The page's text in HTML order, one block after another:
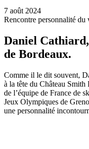
7 août 2024
Rencontre personnalité du
Daniel
de Bordeaux.
Comme il le dit souvent,
à la tête du Château
de l’équipe de France de
Jeux Olympiques de
une personnalité